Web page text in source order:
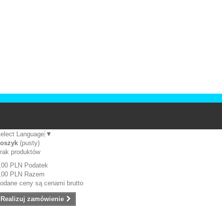
Language ▼
(pusty)
produktów
PLN Podatek
PLN Razem
ceny są cenami brutto
Realizuj zamówienie